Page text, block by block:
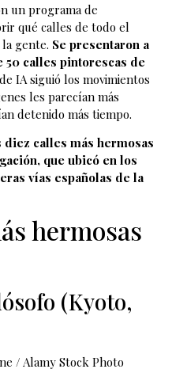
un programa de
qué calles de todo el
gente. Se presentaron a
calles pintorescas de
IA siguió los movimientos
les parecían más
detenido más tiempo.
calles más hermosas
que ubicó en los
vías españolas de la
hermosas
(Kyoto,